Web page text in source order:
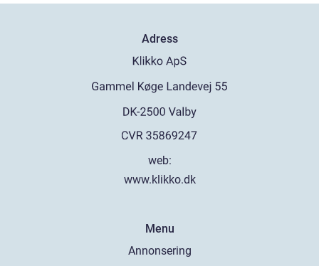
Adress
web:
www.klikko.dk
Menu
Annonsering